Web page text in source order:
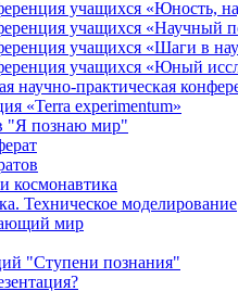
учащихся «Юность,
учащихся «Научный
учащихся «Шаги в
учащихся «Юный
научно-практическая
«Terra experimentum»
"Я познаю мир"
космонавтика
Техническое моделирование
мир
"Ступени познания"